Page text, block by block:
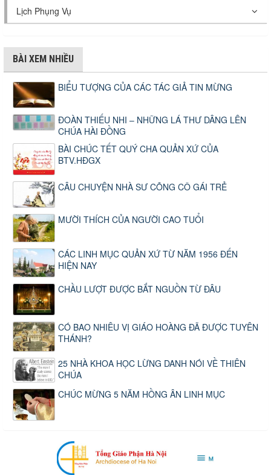
Lịch Phụng Vụ
BÀI XEM NHIỀU
BIỂU TƯỢNG CỦA CÁC TÁC GIẢ TIN MỪNG
ĐOÀN THIẾU NHI – NHỮNG LÁ THƯ DÂNG LÊN
CHÚA HÀI ĐỒNG
BÀI CHÚC TẾT QUÝ CHA QUẢN XỨ CỦA
BTV.HĐGX
CÂU CHUYỆN NHÀ SƯ CÕNG CÔ GÁI TRẺ
MƯỜI THÍCH CỦA NGƯỜI CAO TUỔI
CÁC LINH MỤC QUẢN XỨ TỪ NĂM 1956 ĐẾN
HIỆN NAY
CHẦU LƯỢT ĐƯỢC BẮT NGUỒN TỪ ĐÂU
CÓ BAO NHIÊU VỊ GIÁO HOÀNG ĐÃ ĐƯỢC TUYÊN
THÁNH?
25 NHÀ KHOA HỌC LỪNG DANH NÓI VỀ THIÊN
CHÚA
CHÚC MỪNG 5 NĂM HỒNG ÂN LINH MỤC